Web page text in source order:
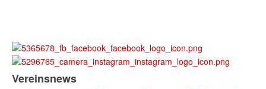
Vereinsnews